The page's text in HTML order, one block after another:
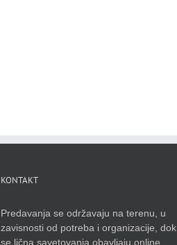
KONTAKT
Predavanja se održavaju na terenu, u
zavisnosti od potreba i organizacije, dok
se lična savetovanja obavljaju online,